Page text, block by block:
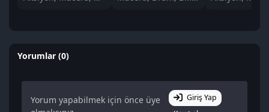
Yorumlar (0)
Yorum yapabilmek için önce üye
Giriş Yap